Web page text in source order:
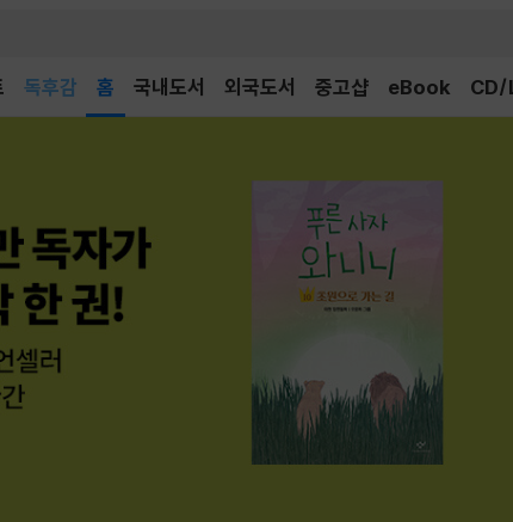
어린이
독후감
홈 국내도서 외국도서 중고샵 eBook CD/